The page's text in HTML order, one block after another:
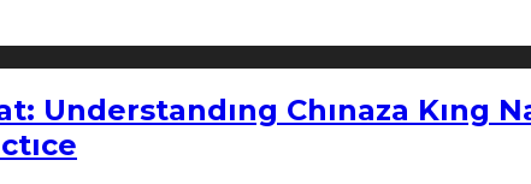
Understandıng Chınaza Kıng